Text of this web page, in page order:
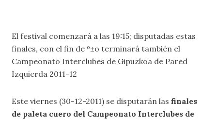
El festival comenzará a las 19:15; disputadas estas
finales, con el fin de º±o terminará también el
Campeonato Interclubes de Gipuzkoa de Pared
Izquierda 2011-12
Este viernes (30-12-2011) se disputarán las finales
de paleta cuero del Campeonato Interclubes de